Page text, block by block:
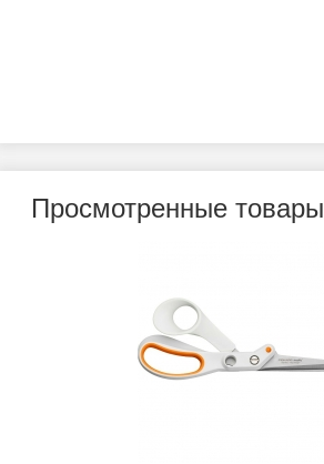
Просмотренные товары